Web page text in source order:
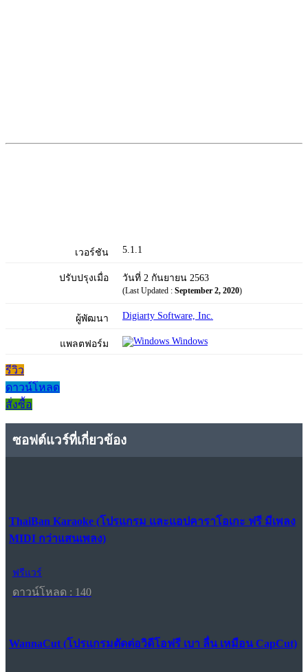
เวอร์ชัน 5.1.1
ปรับปรุงเมื่อ วันที่ 2 กันยายน 2563
(Last Updated : September 2, 2020)
ผู้พัฒนา Digiarty Software, Inc.
แพลตฟอร์ม Windows
รีวิว
ดาวน์โหลด
สั่งซื้อ
ซอฟต์แวร์ที่เกี่ยวข้อง
ThaiBan Karaoke (โปรแกรม และแอปคาราโอเกะ ฟรี มีเพลง
MIDI กว่าแสนเพลง)
ฟรีแวร์
ดาวน์โหลด : 140
WannaCut (โปรแกรมตัดต่อวิดีโอฟรี เบา ลื่น เหมือน CapCut)